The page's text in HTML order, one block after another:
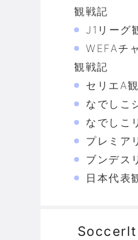
観戦記
J1リーグ
WEFAチ
観戦記
セリエA
なでしこ
なでしこ
プレミア
ブンデス
日本代表